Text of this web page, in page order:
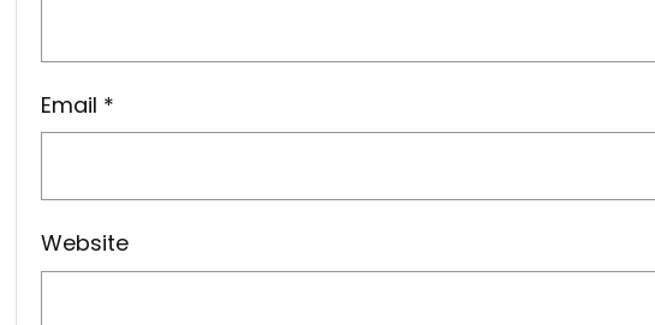
Email *
Website